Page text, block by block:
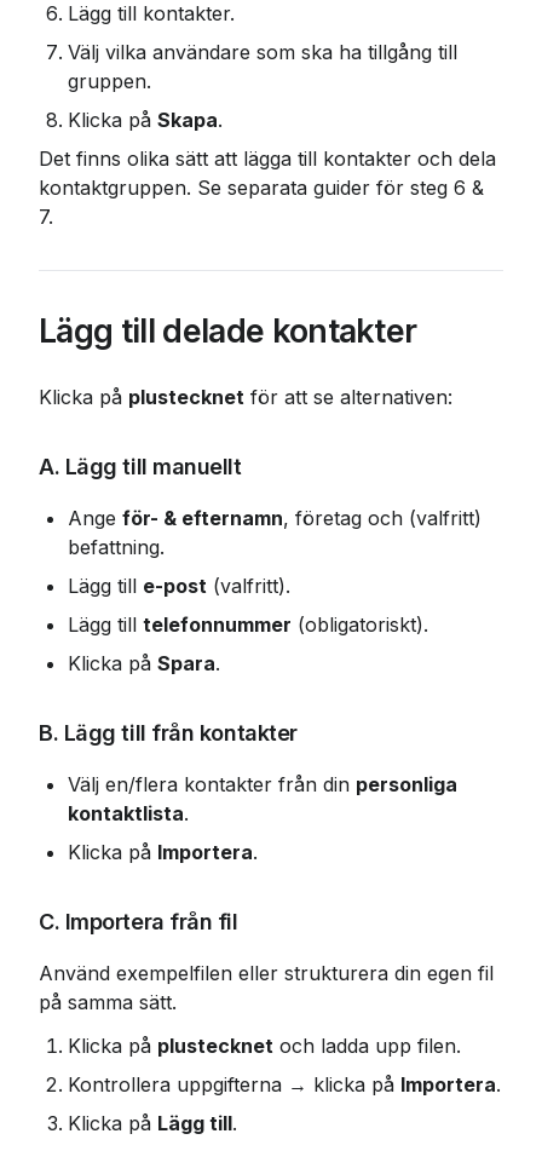
Lägg till kontakter.
Välj vilka användare som ska ha tillgång till
gruppen.
Klicka på Skapa.
Det finns olika sätt att lägga till kontakter och dela
kontaktgruppen. Se separata guider för steg 6 &
7.
Lägg till delade kontakter
Klicka på plustecknet för att se alternativen:
A. Lägg till manuellt
Ange för- & efternamn, företag och (valfritt)
befattning.
Lägg till e-post (valfritt).
Lägg till telefonnummer (obligatoriskt).
Klicka på Spara.
B. Lägg till från kontakter
Välj en/flera kontakter från din personliga
kontaktlista.
Klicka på Importera.
C. Importera från fil
Använd exempelfilen eller strukturera din egen fil
på samma sätt.
Klicka på plustecknet och ladda upp filen.
Kontrollera uppgifterna → klicka på Importera.
Klicka på Lägg till.